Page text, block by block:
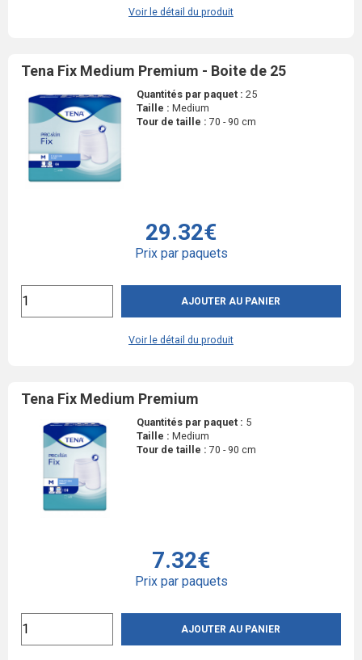
Voir le détail du produit
Tena Fix Medium Premium - Boite de 25
Quantités par paquet : 25
Taille : Medium
Tour de taille : 70 - 90 cm
29.32€
Prix par paquets
AJOUTER AU PANIER
Voir le détail du produit
Tena Fix Medium Premium
Quantités par paquet : 5
Taille : Medium
Tour de taille : 70 - 90 cm
7.32€
Prix par paquets
AJOUTER AU PANIER